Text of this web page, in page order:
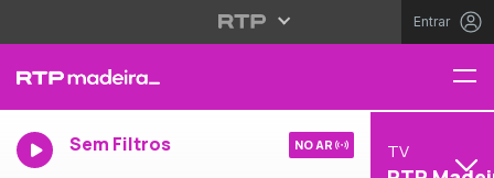
Entrar
Sem Filtros NO AR TV